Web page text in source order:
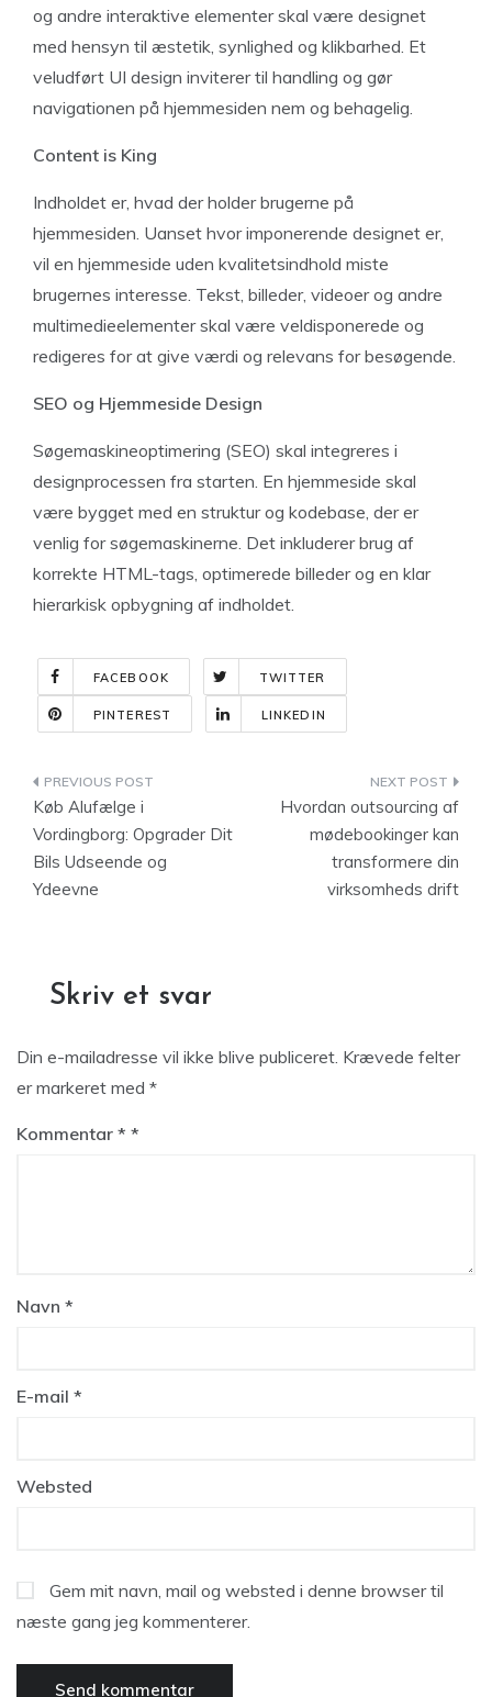
og andre interaktive elementer skal være designet
med hensyn til æstetik, synlighed og klikbarhed. Et
veludført UI design inviterer til handling og gør
navigationen på hjemmesiden nem og behagelig.
Content is King
Indholdet er, hvad der holder brugerne på
hjemmesiden. Uanset hvor imponerende designet er,
vil en hjemmeside uden kvalitetsindhold miste
brugernes interesse. Tekst, billeder, videoer og andre
multimedieelementer skal være veldisponerede og
redigeres for at give værdi og relevans for besøgende.
SEO og Hjemmeside Design
Søgemaskineoptimering (SEO) skal integreres i
designprocessen fra starten. En hjemmeside skal
være bygget med en struktur og kodebase, der er
venlig for søgemaskinerne. Det inkluderer brug af
korrekte HTML-tags, optimerede billeder og en klar
hierarkisk opbygning af indholdet.
FACEBOOK TWITTER
PINTEREST LINKEDIN
Indlægsnavigation
Køb Alufælge i
Vordingborg: Opgrader Dit
Bils Udseende og
Ydeevne
Hvordan outsourcing af
mødebookinger kan
transformere din
virksomheds drift
Skriv et svar
Din e-mailadresse vil ikke blive publiceret. Krævede felter
er markeret med *
Kommentar *
Navn *
E-mail *
Websted
Gem mit navn, mail og websted i denne browser til
næste gang jeg kommenterer.